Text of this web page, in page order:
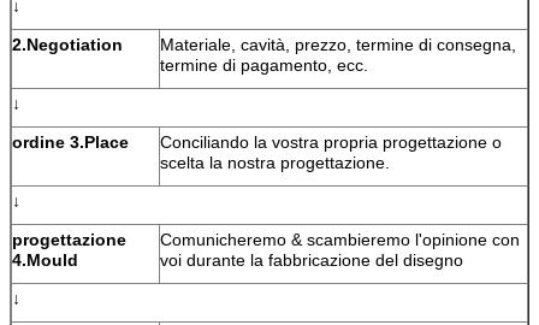
↓
2.Negotiation
Materiale, cavità, prezzo, termine di consegna,
termine di pagamento, ecc.
↓
ordine 3.Place
Conciliando la vostra propria progettazione o
scelta la nostra progettazione.
↓
progettazione
4.Mould
Comunicheremo & scambieremo l'opinione con
voi durante la fabbricazione del disegno
↓